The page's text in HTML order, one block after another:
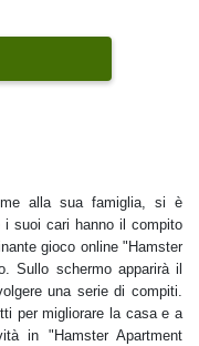
alla sua famiglia, si è
suoi cari hanno il compito
gioco online "Hamster
Sullo schermo apparirà il
una serie di compiti.
per migliorare la casa e a
in "Hamster Apartment